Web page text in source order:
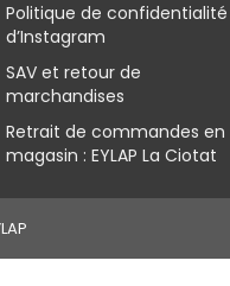
Politique de confidentialité
d’Instagram
SAV et retour de
marchandises
Retrait de commandes en
magasin : EYLAP La Ciotat